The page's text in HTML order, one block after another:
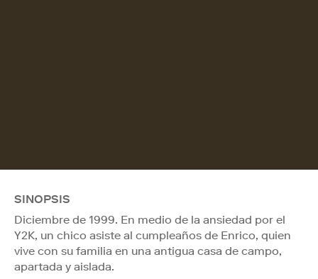
SINOPSIS
Diciembre de 1999. En medio de la ansiedad por el
Y2K, un chico asiste al cumpleaños de Enrico, quien
vive con su familia en una antigua casa de campo,
apartada y aislada.